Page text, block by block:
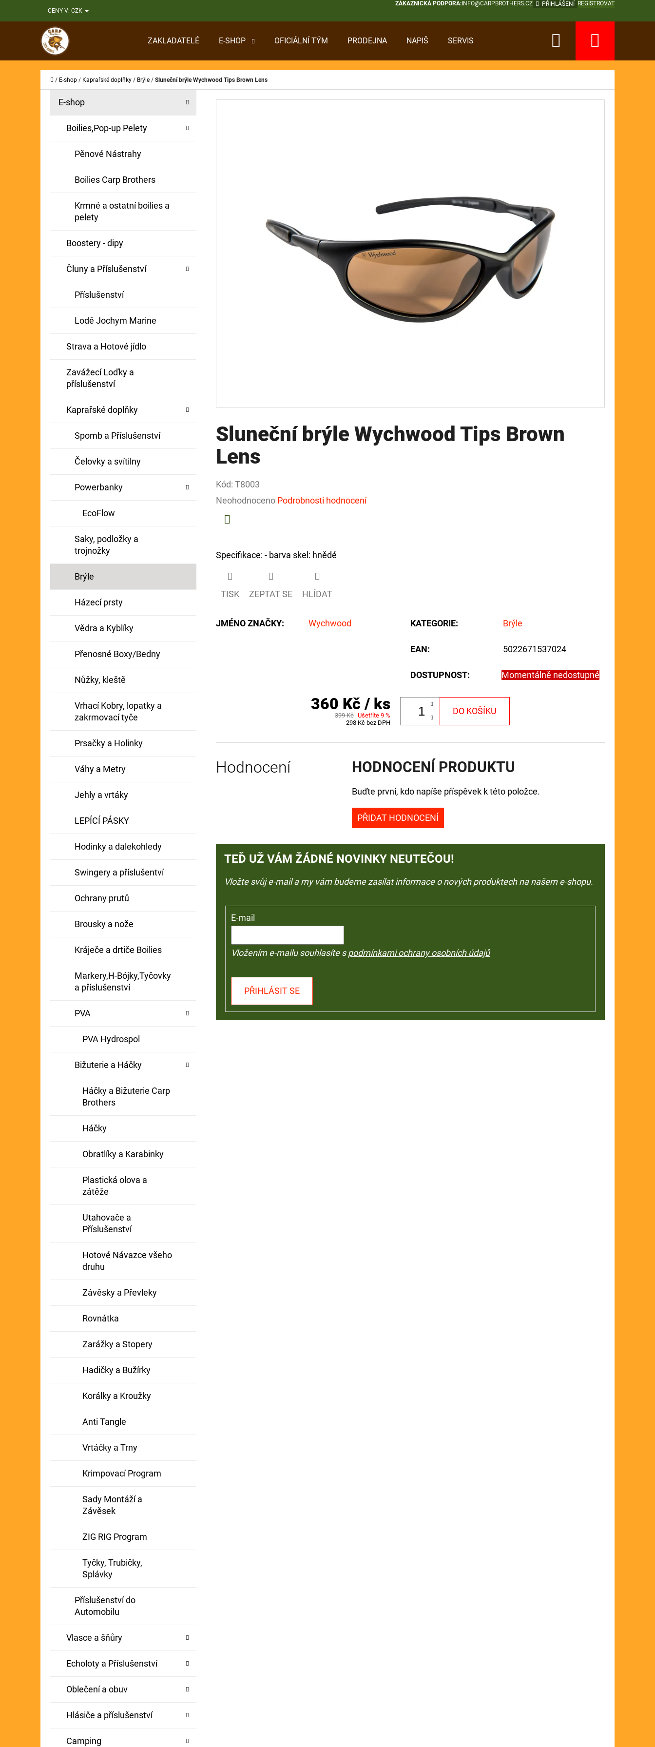
na
CENY V: CZK
ZÁKAZNICKÁ PODPORA:INFO@CARPBROTHERS.CZ PŘIHLÁŠENÍ REGISTROVAT
ZAKLADATELÉ E-SHOP OFICIÁLNÍ TÝM PRODEJNA NAPIŠ SERVIS Hledat
Domů
/ E-shop / Kaprařské doplňky / Brýle / Sluneční brýle Wychwood Tips Brown Lens
Přeskočit
E-shop
Boilies,Pop-up Pelety
Pěnové Nástrahy
Boilies Carp Brothers
Krmné a ostatní boilies a
pelety
Boostery - dipy
Čluny a Příslušenství
Příslušenství
Lodě Jochym Marine
Strava a Hotové jídlo
Zavážecí Loďky a
příslušenství
Kaprařské doplňky
Spomb a Příslušenství
Čelovky a svítilny
Powerbanky
EcoFlow
Saky, podložky a
trojnožky
Brýle
Házecí prsty
Vědra a Kyblíky
Přenosné Boxy/Bedny
Nůžky, kleště
Vrhací Kobry, lopatky a
zakrmovací tyče
Prsačky a Holinky
Váhy a Metry
Jehly a vrtáky
LEPÍCÍ PÁSKY
Hodinky a dalekohledy
Swingery a příslušentví
Ochrany prutů
Brousky a nože
Kráječe a drtiče Boilies
Markery,H-Bójky,Tyčovky
a příslušenství
PVA
PVA Hydrospol
Bižuterie a Háčky
Háčky a Bižuterie Carp
Brothers
Háčky
Obratlíky a Karabinky
Plastická olova a
zátěže
Utahovače a
Příslušenství
Hotové Návazce všeho
druhu
Závěsky a Převleky
Rovnátka
Zarážky a Stopery
Hadičky a Bužírky
Korálky a Kroužky
Anti Tangle
Vrtáčky a Trny
Krimpovací Program
Sady Montáží a
Závěsek
ZIG RIG Program
Tyčky, Trubičky,
Splávky
Příslušenství do
Automobilu
Vlasce a šňůry
Echoloty a Příslušenství
Oblečení a obuv
Hlásiče a příslušenství
Camping
Sluneční brýle Wychwood Tips Brown
Lens
Kód: T8003
Průměrné
hodnocení
Neohodnoceno Podrobnosti hodnocení
Specifikace: - barva skel: hnědé
TISK ZEPTAT SE HLÍDAT
JMÉNO ZNAČKY: Wychwood KATEGORIE: Brýle
EAN: 5022671537024
DOSTUPNOST: Momentálně nedostupné
360 Kč / ks
399 Kč Ušetříte 9 %
298 Kč bez DPH
DO KOŠÍKU
Hodnocení HODNOCENÍ PRODUKTU
Buďte první, kdo napíše příspěvek k této položce.
PŘIDAT HODNOCENÍ
TEĎ UŽ VÁM ŽÁDNÉ NOVINKY NEUTEČOU!
Vložte svůj e-mail a my vám budeme zasílat informace o nových produktech na našem e-shopu.
E-mail
Vložením e-mailu souhlasíte spodmínkami ochrany osobních údajů
PŘIHLÁSIT SE
O
Í
Zpět
do
obchodu
Zpět
do
obchodu
CO POTŘEBUJETE NAJÍT?
HLEDAT
BOILIE RIG PLUS 25LB
Původně: 79 Kč
OLOVĚNÁ ZÁTĚŽ DELPHIN
CYBERBARBED S OTVOREM
202 Kč
Původně:
225 Kč